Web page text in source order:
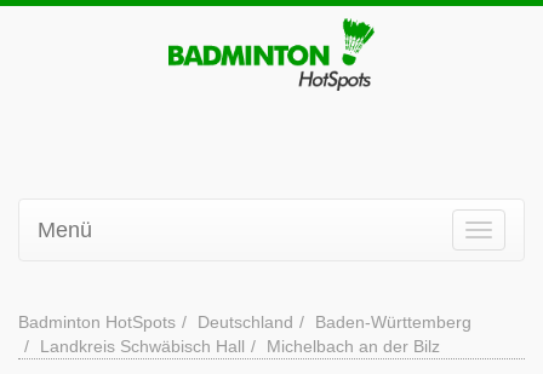
Menü
Badminton HotSpots Deutschland
Baden-Württemberg
Landkreis Schwäbisch Hall
Michelbach an der Bilz